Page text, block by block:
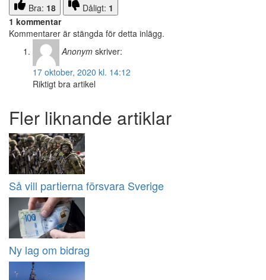
Bra: 18 Dåligt: 1
1 kommentar
Kommentarer är stängda för detta inlägg.
Anonym skriver:
17 oktober, 2020 kl. 14:12
Riktigt bra artikel
Fler liknande artiklar
Så vill partierna försvara Sverige
Ny lag om bidrag